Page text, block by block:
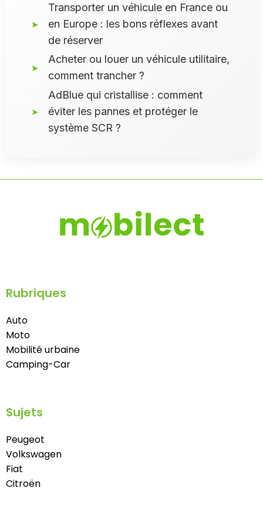
Transporter un véhicule en France ou
en Europe : les bons réflexes avant
de réserver
Acheter ou louer un véhicule utilitaire,
comment trancher ?
AdBlue qui cristallise : comment
éviter les pannes et protéger le
système SCR ?
Rubriques
Auto
Moto
Mobilité urbaine
Camping-Car
Sujets
Peugeot
Volkswagen
Fiat
Citroën